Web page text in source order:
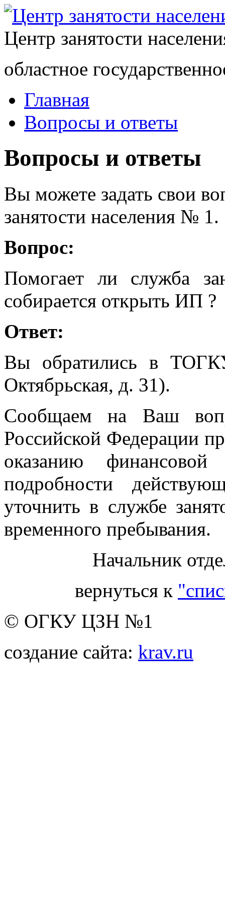
Центр занятости
областное
Главная
Вопросы и ответы
Вопросы и ответы
Вы можете задать свои
занятости населения № 1.
Вопрос:
Помогает ли служба
собирается открыть ИП ?
Ответ:
Вы обратились в
Октябрьская, д. 31).
Сообщаем на Ваш
Российской Федерации
оказанию
подробности
уточнить в службе
временного пребывания.
Начальник
вернуться к
© ОГКУ ЦЗН №1
создание сайта: krav.ru